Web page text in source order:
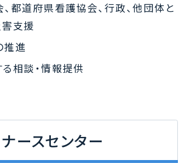
都道府県看護協会、行政、他団体と
支援
推進
相談・情報提供
ナースセンター